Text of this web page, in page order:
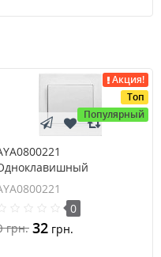
Акция!
Топ
Популярный
выключатель
0
грн. 32 грн.